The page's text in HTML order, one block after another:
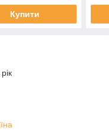
Купити